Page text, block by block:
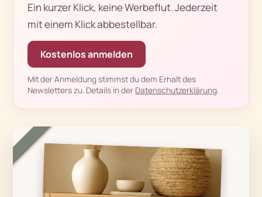
Ein kurzer Klick, keine Werbeflut. Jederzeit
mit einem Klick abbestellbar.
Kostenlos anmelden
Mit der Anmeldung stimmst du dem Erhalt des
Newsletters zu. Details in der Datenschutzerklärung.